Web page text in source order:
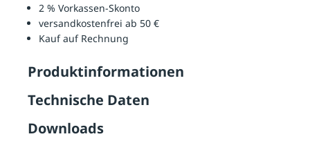
2 % Vorkassen-Skonto
versandkostenfrei ab 50 €
Kauf auf Rechnung
Produktinformationen
Technische Daten
Downloads